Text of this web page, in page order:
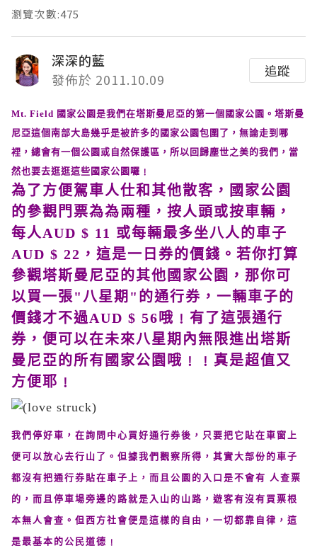
瀏覽次數:475
深深的藍
發佈於 2011.10.09
追蹤
Mt. Field 國家公園是我們在塔斯曼尼亞的第一個國家公園。塔斯曼
尼亞這個南部大島幾乎是被許多的國家公園包圍了，無論走到哪
裡，總會有一個公園或自然保護區，所以回歸塵世之美的我們，當
然也要去逛逛這些國家公園囉﹗
為了方便駕車人仕和其他散客，國家公園
的參觀門票為為兩種，按人頭或按車輛，
每人AUD $ 11 或每輛最多坐八人的車子
AUD $ 22，這是一日券的價錢。若你打算
參觀塔斯曼尼亞的其他國家公園，那你可
以買一張"八星期"的通行券，一輛車子的
價錢才不過AUD $ 56哦﹗有了這張通行
券，便可以在未來八星期內無限進出塔斯
曼尼亞的所有國家公園哦﹗﹗真是超值又
方便耶﹗
我們停好車，在詢問中心買好通行券後，只要把它貼在車窗上
便可以放心去行山了。但據我們觀察所得，其實大部份的車子
都沒有把通行券貼在車子上，而且公園的入口是不會有 人查票
的，而且停車場旁邊的路就是入山的山路，遊客有沒有買票根
本無人會查。但西方社會便是這樣的自由，一切都靠自律，這
是最基本的公民道德﹗